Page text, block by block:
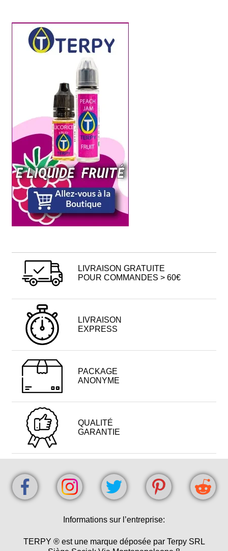
LIVRAISON GRATUITE
POUR COMMANDES > 60€
LIVRAISON
EXPRESS
PACKAGE
ANONYME
QUALITÉ
GARANTIE
Informations sur l’entreprise:
TERPY ® est une marque déposée par Terpy SRL